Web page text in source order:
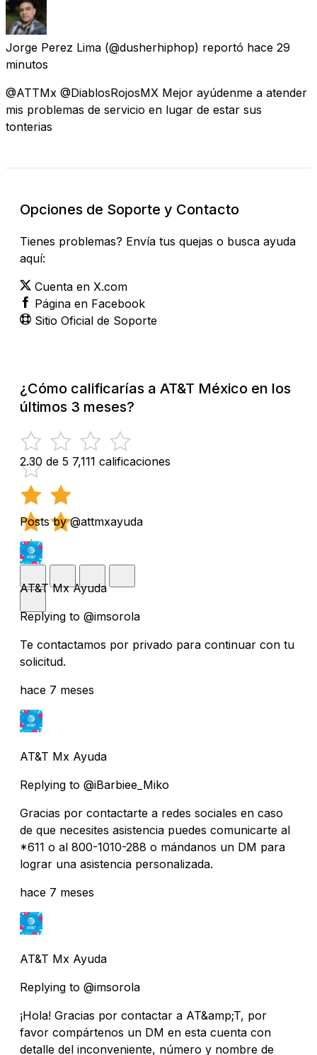
Jorge Perez Lima (@dusherhiphop) reportó hace 29
minutos
@ATTMx @DiablosRojosMX Mejor ayúdenme a atender
mis problemas de servicio en lugar de estar sus
tonterias
Opciones de Soporte y Contacto
Tienes problemas? Envía tus quejas o busca ayuda
aquí:
Cuenta en X.com
Página en Facebook
Sitio Oficial de Soporte
¿Cómo calificarías a AT&T México en los
últimos 3 meses?
2.30 de 5 7,111 calificaciones
Posts by @attmxayuda
AT&T Mx Ayuda
Replying to @imsorola
Te contactamos por privado para continuar con tu
solicitud.
hace 7 meses
AT&T Mx Ayuda
Replying to @iBarbiee_Miko
Gracias por contactarte a redes sociales en caso
de que necesites asistencia puedes comunicarte al
*611 o al 800-1010-288 o mándanos un DM para
lograr una asistencia personalizada.
hace 7 meses
AT&T Mx Ayuda
Replying to @imsorola
¡Hola! Gracias por contactar a AT&amp;T, por
favor compártenos un DM en esta cuenta con
detalle del inconveniente, número y nombre de